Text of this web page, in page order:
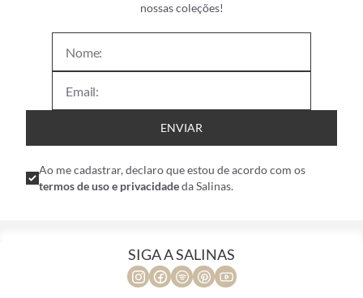
nossas coleções!
ENVIAR
Ao me cadastrar, declaro que estou de acordo com os
termos de uso e privacidadeda Salinas.
SIGA A SALINAS